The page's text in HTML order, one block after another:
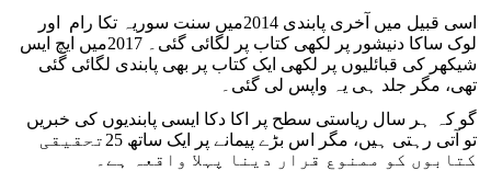
اسی قبیل میں آخری پابندی 2014میں سنت سوریہ تکا رام اور
لوک ساکا دنیشور پر لکھی کتاب پر لگائی گئی۔ 2017میں ایچ ایس
شیکھر کی قبائلیوں پر لکھی ایک کتاب پر بھی پابندی لگائی گئی
تھی، مگر جلد ہی یہ واپس لی گئی۔
گو کہ ہر سال ریاستی سطح پر اکا دکا ایسی پابندیوں کی خبریں
تو آتی رہتی ہیں، مگر اس بڑے پیمانے پر ایک ساتھ 25تحقیقی
کتابوں کو ممنوع قرار دینا پہلا واقعہ ہے۔